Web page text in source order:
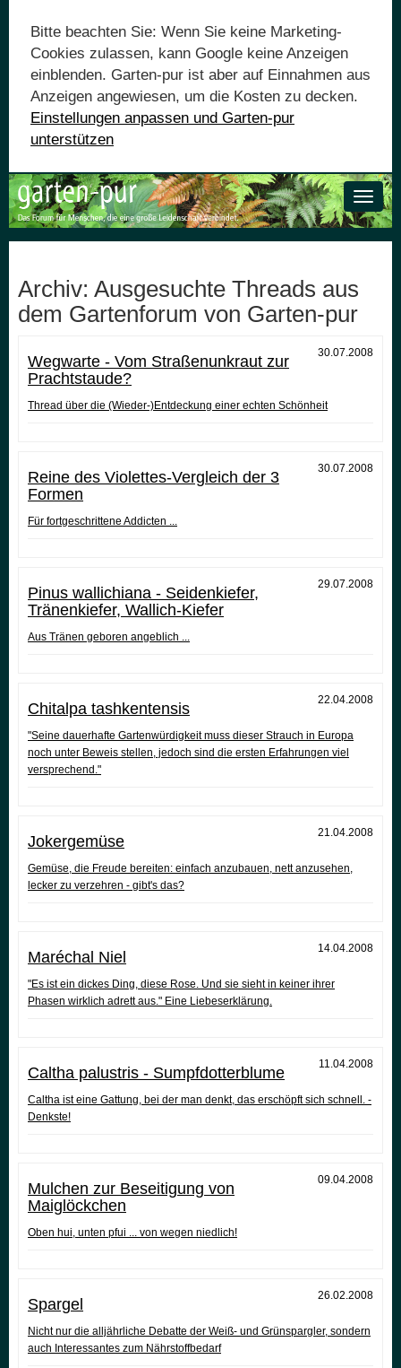
Bitte beachten Sie: Wenn Sie keine Marketing-
Cookies zulassen, kann Google keine Anzeigen
einblenden. Garten-pur ist aber auf Einnahmen aus
Anzeigen angewiesen, um die Kosten zu decken.
Einstellungen anpassen und Garten-pur
unterstützen
Toggle
Archiv: Ausgesuchte Threads aus
dem Gartenforum von Garten-pur
30.07.2008
Wegwarte - Vom Straßenunkraut zur
Prachtstaude?
Thread über die (Wieder-)Entdeckung einer echten Schönheit
30.07.2008
Reine des Violettes-Vergleich der 3
Formen
Für fortgeschrittene Addicten ...
29.07.2008
Pinus wallichiana - Seidenkiefer,
Tränenkiefer, Wallich-Kiefer
Aus Tränen geboren angeblich ...
22.04.2008
Chitalpa tashkentensis
"Seine dauerhafte Gartenwürdigkeit muss dieser Strauch in Europa
noch unter Beweis stellen, jedoch sind die ersten Erfahrungen viel
versprechend."
21.04.2008
Jokergemüse
Gemüse, die Freude bereiten: einfach anzubauen, nett anzusehen,
lecker zu verzehren - gibt's das?
14.04.2008
Maréchal Niel
"Es ist ein dickes Ding, diese Rose. Und sie sieht in keiner ihrer
Phasen wirklich adrett aus." Eine Liebeserklärung.
11.04.2008
Caltha palustris - Sumpfdotterblume
Caltha ist eine Gattung, bei der man denkt, das erschöpft sich schnell. -
Denkste!
09.04.2008
Mulchen zur Beseitigung von
Maiglöckchen
Oben hui, unten pfui ... von wegen niedlich!
26.02.2008
Spargel
Nicht nur die alljährliche Debatte der Weiß- und Grünspargler, sondern
auch Interessantes zum Nährstoffbedarf